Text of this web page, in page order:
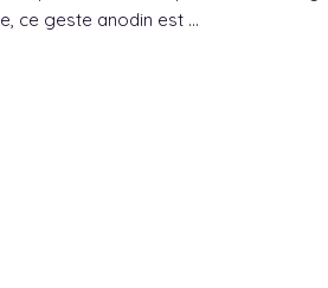
ce geste anodin est …